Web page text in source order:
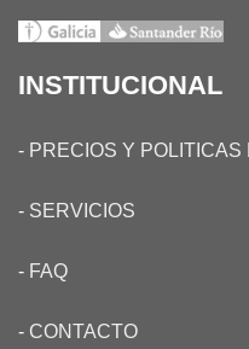
INSTITUCIONAL
- PRECIOS Y POLITICAS
- SERVICIOS
- FAQ
- CONTACTO